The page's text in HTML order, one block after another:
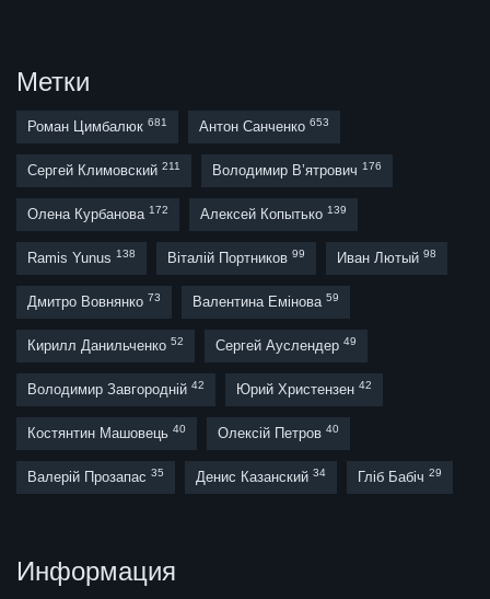
Метки
Роман Цимбалюк 681 Антон Санченко 653
Сергей Климовский 211 Володимир В’ятрович 176
Олена Курбанова 172 Алексей Копытько 139
Ramis Yunus 138 Віталій Портников 99 Иван Лютый 98
Дмитро Вовнянко 73 Валентина Емінова 59
Кирилл Данильченко 52 Сергей Ауслендер 49
Володимир Завгородній 42 Юрий Христензен 42
Костянтин Машовець 40 Олексій Петров 40
Валерій Прозапас 35 Денис Казанский 34 Гліб Бабіч 29
Информация